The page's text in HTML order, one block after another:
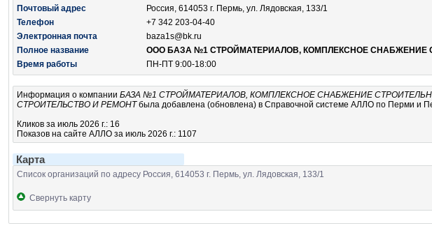
Почтовый адрес
Россия, 614053 г. Пермь, ул. Лядовская, 133/1
Телефон
+7 342 203-04-40
Электронная почта
baza1s@bk.ru
Полное название
ООО БАЗА №1 СТРОЙМАТЕРИАЛОВ, КОМПЛЕКСНОЕ
Время работы
ПН-ПТ 9:00-18:00
Информация о компании БАЗА №1 СТРОЙМАТЕРИАЛОВ, КОМПЛЕКСНОЕ СНАБЖЕНИЕ
СТРОИТЕЛЬСТВО И РЕМОНТбыла добавлена (обновлена) в Справочной системе АЛЛО по Перми и
Кликов за июль 2026 г.: 16
Показов на сайте АЛЛО за июль 2026 г.: 1107
Карта
Список организаций по адресу Россия, 614053 г. Пермь, ул. Лядовская, 133/1
Свернуть карту